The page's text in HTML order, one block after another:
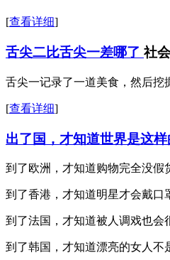
[查看详细]
舌尖二比舌尖一差哪了 社
舌尖一记录了一道美食，然后
[查看详细]
出了国，才知道世界是这样
到了欧洲，才知道购物完全没假
到了香港，才知道明星才会戴口
到了法国，才知道被人调戏也会
到了韩国，才知道漂亮的女人不